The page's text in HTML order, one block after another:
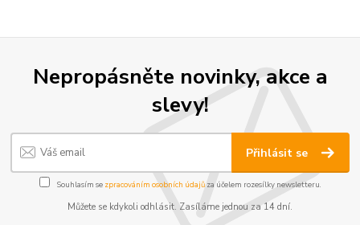
Nepropásněte novinky, akce a
slevy!
Přihlásit se
Souhlasím se zpracováním osobních údajůza účelem rozesílky newsletteru.
Můžete se kdykoli odhlásit. Zasíláme jednou za 14 dní.